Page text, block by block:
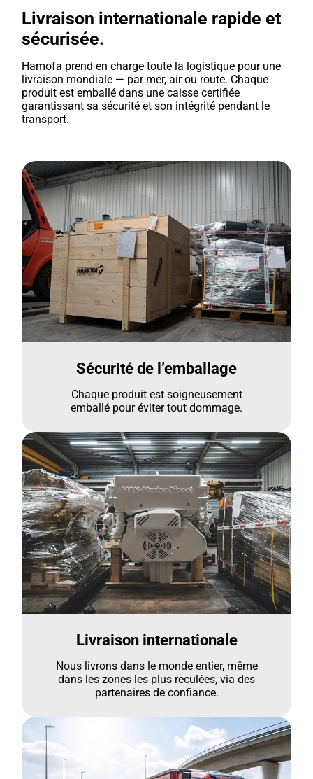
Livraison internationale rapide et
sécurisée.
Hamofa prend en charge toute la logistique pour une
livraison mondiale — par mer, air ou route. Chaque
produit est emballé dans une caisse certifiée
garantissant sa sécurité et son intégrité pendant le
transport.
Sécurité de l’emballage
Chaque produit est soigneusement
emballé pour éviter tout dommage.
Livraison internationale
Nous livrons dans le monde entier, même
dans les zones les plus reculées, via des
partenaires de confiance.